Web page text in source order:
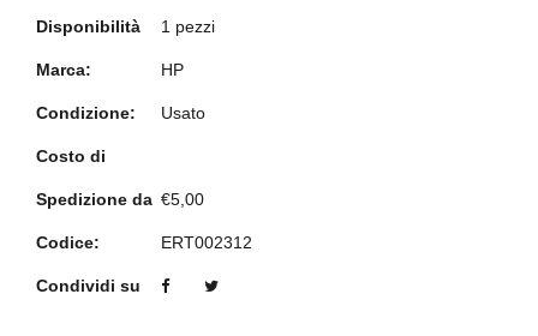
Disponibilità 1 pezzi
Marca: HP
Condizione: Usato
Costo di
Spedizione da €5,00
Codice: ERT002312
Condividi su